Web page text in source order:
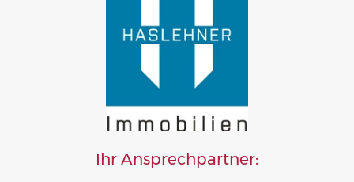
Ihr Ansprechpartner: